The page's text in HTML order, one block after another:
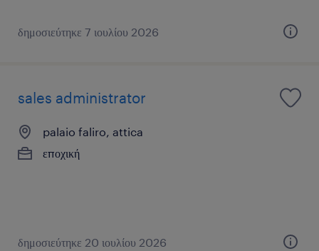
δημοσιεύτηκε 7 ιουλίου 2026
sales administrator
palaio faliro, attica
εποχική
δημοσιεύτηκε 20 ιουλίου 2026